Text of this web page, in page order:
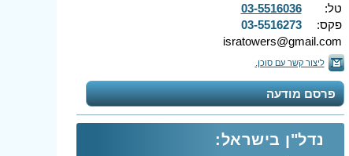
טל:
03-5516036
פקס:
03-5516273
isratowers@gmail.com
ליצור קשר עם סוכן.
פרסם מודעה
נדל"ן בישראל: